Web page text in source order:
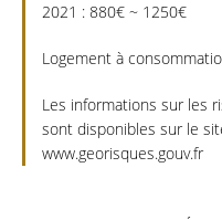
2021 : 880€ ~ 1250€
Logement à
Les informations sur les
sont disponibles sur le
www.georisques.gouv.fr